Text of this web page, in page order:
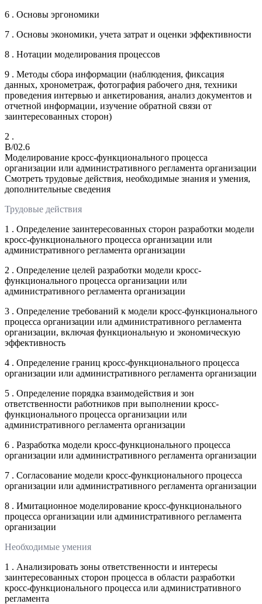
6 . Основы эргономики
7 . Основы экономики, учета затрат и оценки эффективности
8 . Нотации моделирования процессов
9 . Методы сбора информации (наблюдения, фиксация
данных, хронометраж, фотография рабочего дня, техники
проведения интервью и анкетирования, анализ документов и
отчетной информации, изучение обратной связи от
заинтересованных сторон)
2 .
B/02.6
Моделирование кросс-функционального процесса
организации или административного регламента организации
Смотреть трудовые действия, необходимые знания и умения,
дополнительные сведения
Трудовые действия
1 . Определение заинтересованных сторон разработки модели
кросс-функционального процесса организации или
административного регламента организации
2 . Определение целей разработки модели кросс-
функционального процесса организации или
административного регламента организации
3 . Определение требований к модели кросс-функционального
процесса организации или административного регламента
организации, включая функциональную и экономическую
эффективность
4 . Определение границ кросс-функционального процесса
организации или административного регламента организации
5 . Определение порядка взаимодействия и зон
ответственности работников при выполнении кросс-
функционального процесса организации или
административного регламента организации
6 . Разработка модели кросс-функционального процесса
организации или административного регламента организации
7 . Согласование модели кросс-функционального процесса
организации или административного регламента организации
8 . Имитационное моделирование кросс-функционального
процесса организации или административного регламента
организации
Необходимые умения
1 . Анализировать зоны ответственности и интересы
заинтересованных сторон процесса в области разработки
кросс-функционального процесса или административного
регламента